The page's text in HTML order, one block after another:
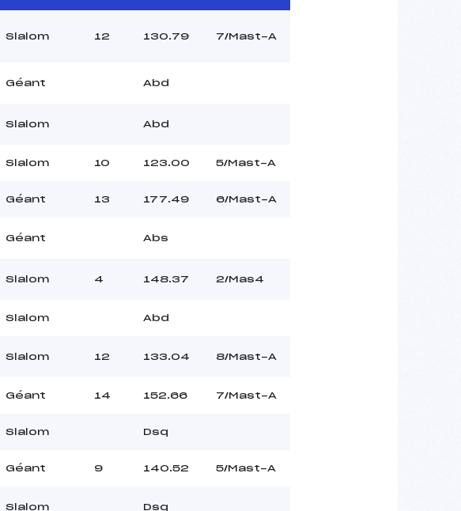
Slalom 12 130.79 7/Mast-A
Géant Abd
Slalom Abd
Slalom 10 123.00 5/Mast-A
Géant 13 177.49 6/Mast-A
Géant Abs
Slalom 4 148.37 2/Mas4
Slalom Abd
Slalom 12 133.04 8/Mast-A
Géant 14 152.66 7/Mast-A
Slalom Dsq
Géant 9 140.52 5/Mast-A
Slalom Dsq